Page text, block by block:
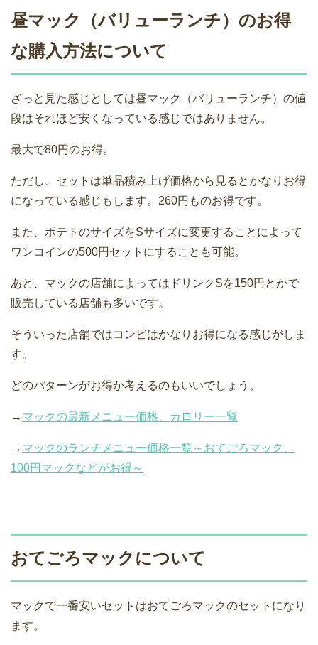
昼マック（バリューランチ）のお得
な購入方法について
ざっと見た感じとしては昼マック（バリューランチ）の値
段はそれほど安くなっている感じではありません。
最大で80円のお得。
ただし、セットは単品積み上げ価格から見るとかなりお得
になっている感じもします。260円ものお得です。
また、ポテトのサイズをSサイズに変更することによって
ワンコインの500円セットにすることも可能。
あと、マックの店舗によってはドリンクSを150円とかで
販売している店舗も多いです。
そういった店舗ではコンビはかなりお得になる感じがしま
す。
どのパターンがお得か考えるのもいいでしょう。
→ マックの最新メニュー価格、カロリー一覧
→ マックのランチメニュー価格一覧～おてごろマック、
100円マックなどがお得～
おてごろマックについて
マックで一番安いセットはおてごろマックのセットになり
ます。